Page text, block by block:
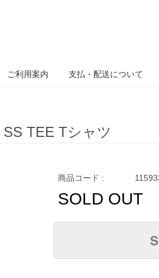
ご利用案内 支払・配送について
TEE Tシャツ
商品コード :
SOLD OUT